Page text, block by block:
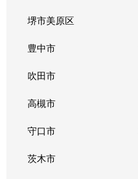
堺市美原区
豊中市
吹田市
高槻市
守口市
茨木市